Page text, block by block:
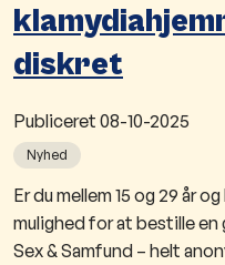
diskret
Publiceret 08-10-2025
Nyhed
​Er du mellem 15 og 29 år
mulighed for at bestille
Sex & Samfund – helt